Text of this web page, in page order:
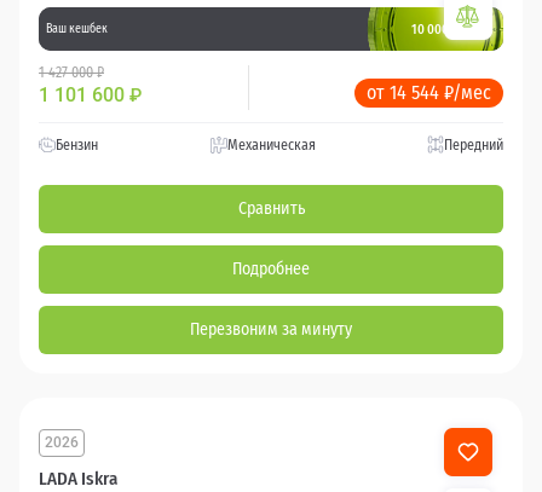
Ваш кешбек 10 000 баллов
1 427 000 ₽
1 101 600 ₽ от 14 544 ₽/мес
Бензин Механическая Передний
Сравнить
Подробнее
Перезвоним за минуту
LADA Iskra
2026